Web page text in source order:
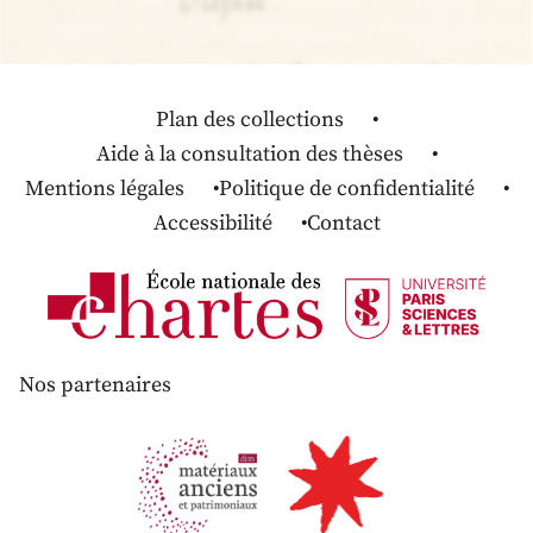
Plan des collections
Aide à la consultation des thèses
Mentions légales
Politique de confidentialité
Accessibilité
Contact
Nos partenaires